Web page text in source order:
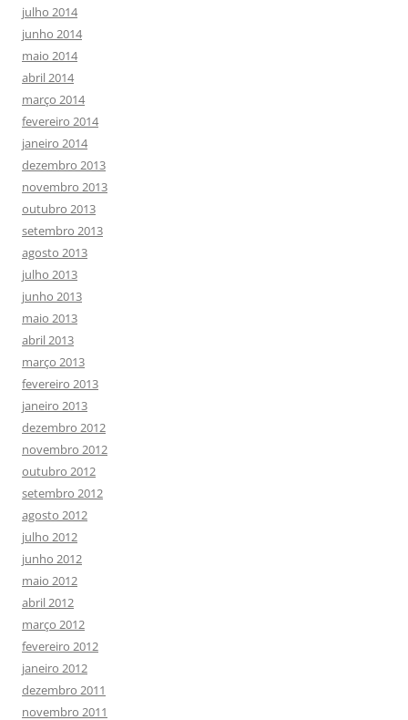
julho 2014
junho 2014
maio 2014
abril 2014
março 2014
fevereiro 2014
janeiro 2014
dezembro 2013
novembro 2013
outubro 2013
setembro 2013
agosto 2013
julho 2013
junho 2013
maio 2013
abril 2013
março 2013
fevereiro 2013
janeiro 2013
dezembro 2012
novembro 2012
outubro 2012
setembro 2012
agosto 2012
julho 2012
junho 2012
maio 2012
abril 2012
março 2012
fevereiro 2012
janeiro 2012
dezembro 2011
novembro 2011